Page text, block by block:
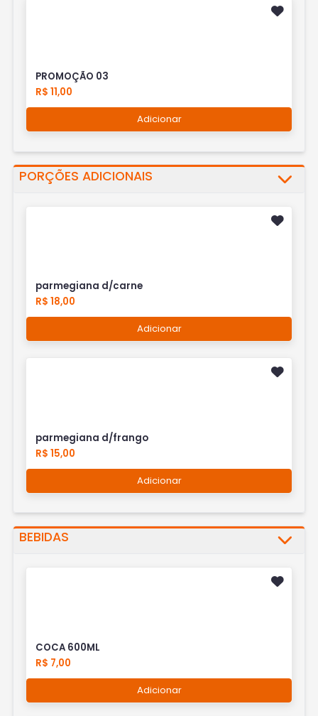
PROMOÇÃO 03
R$ 11,00
Adicionar
PORÇÕES ADICIONAIS
parmegiana d/carne
R$ 18,00
Adicionar
parmegiana d/frango
R$ 15,00
Adicionar
BEBIDAS
COCA 600ML
R$ 7,00
Adicionar